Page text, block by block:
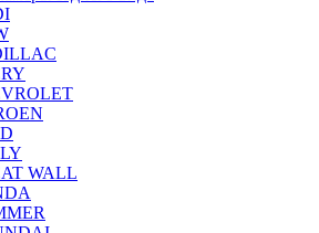
WALL